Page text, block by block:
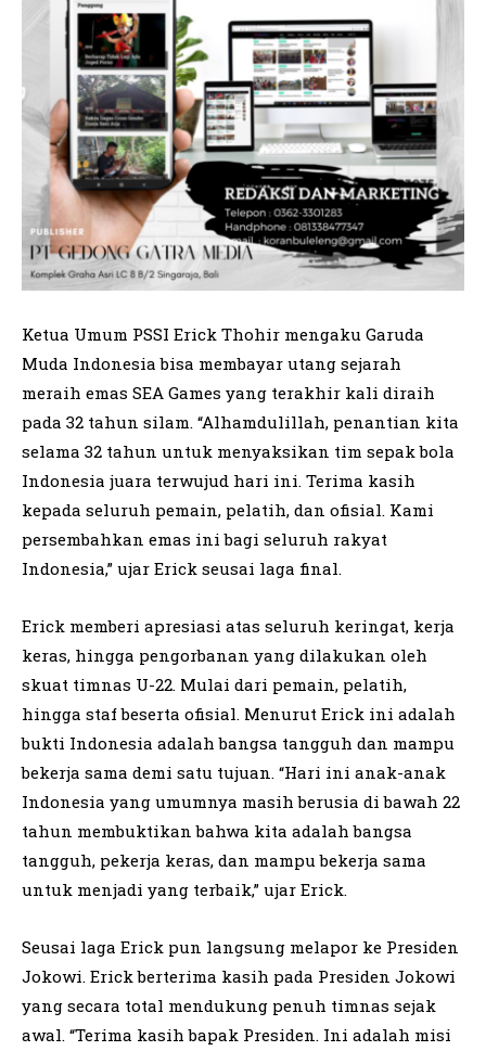
Ketua Umum PSSI Erick Thohir mengaku Garuda
Muda Indonesia bisa membayar utang sejarah
meraih emas SEA Games yang terakhir kali diraih
pada 32 tahun silam. “Alhamdulillah, penantian kita
selama 32 tahun untuk menyaksikan tim sepak bola
Indonesia juara terwujud hari ini. Terima kasih
kepada seluruh pemain, pelatih, dan ofisial. Kami
persembahkan emas ini bagi seluruh rakyat
Indonesia,” ujar Erick seusai laga final.
Erick memberi apresiasi atas seluruh keringat, kerja
keras, hingga pengorbanan yang dilakukan oleh
skuat timnas U-22. Mulai dari pemain, pelatih,
hingga staf beserta ofisial. Menurut Erick ini adalah
bukti Indonesia adalah bangsa tangguh dan mampu
bekerja sama demi satu tujuan. “Hari ini anak-anak
Indonesia yang umumnya masih berusia di bawah 22
tahun membuktikan bahwa kita adalah bangsa
tangguh, pekerja keras, dan mampu bekerja sama
untuk menjadi yang terbaik,” ujar Erick.
Seusai laga Erick pun langsung melapor ke Presiden
Jokowi. Erick berterima kasih pada Presiden Jokowi
yang secara total mendukung penuh timnas sejak
awal. “Terima kasih bapak Presiden. Ini adalah misi